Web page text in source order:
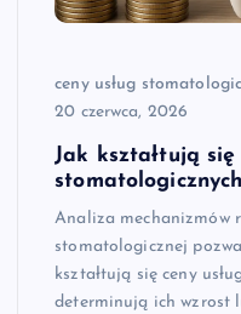
ceny usług
20 czerwca, 2026
Jak kształtują się
stomatologicznych
Analiza mechanizmów
stomatologicznej
kształtują się ceny
determinują ich wzrost